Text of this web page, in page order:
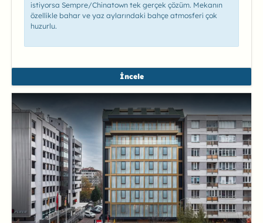
istiyorsa Sempre/Chinatown tek gerçek çözüm. Mekanın
özellikle bahar ve yaz aylarındaki bahçe atmosferi çok
huzurlu.
İncele